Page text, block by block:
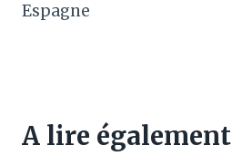
Espagne
A lire également